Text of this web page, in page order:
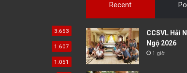
3.653
1.607
1.051
Recent
CCSVL Hải
Ngộ 2026
1 giờ